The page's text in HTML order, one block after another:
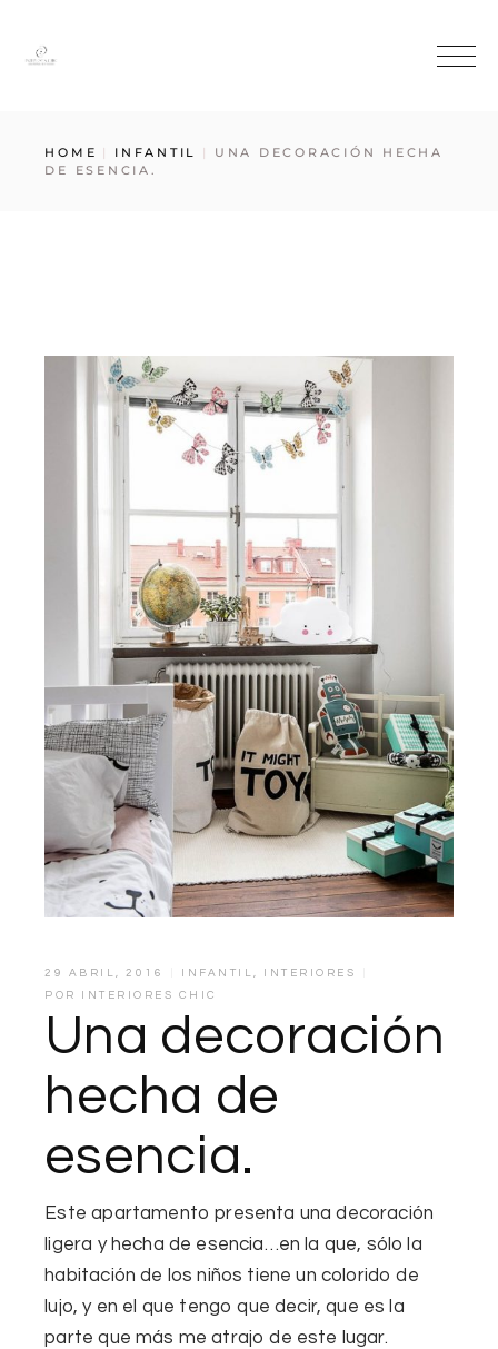
HOME INFANTIL
UNA DECORACIÓN HECHA
DE ESENCIA.
29 ABRIL, 2016 INFANTIL
INTERIORES
POR
INTERIORES CHIC
Una decoración
hecha de
esencia.
Este apartamento presenta una decoración
ligera y hecha de esencia…en la que, sólo la
habitación de los niños tiene un colorido de
lujo, y en el que tengo que decir, que es la
parte que más me atrajo de este lugar.